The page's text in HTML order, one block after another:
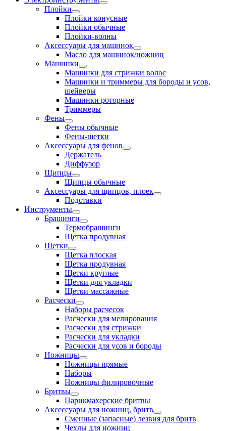
Плойки
Плойки конусные
Плойки обычные
Плойки-волны
Аксессуары для машинок
Масло для машинок/ножниц
Машинки
Машинки для стрижки волос
Машинки и триммеры для бороды и усов,
шейверы
Машинки роторные
Триммеры
Фены
Фены обычные
Фены-щетки
Аксессуары для фенов
Держатель
Диффузор
Щипцы
Щипцы обычные
Аксессуары для щипцов, плоек
Подставки
Инструменты
Брашинги
Термобрашинги
Щетка продувная
Щетки
Щетка плоская
Щетка продувная
Щетки круглые
Щетки для укладки
Щетки массажные
Расчески
Наборы расчесок
Расчески для мелирования
Расчески для стрижки
Расчески для укладки
Расчески для усов и бороды
Ножницы
Ножницы прямые
Наборы
Ножницы филировочные
Бритвы
Парикмахерские бритвы
Аксессуары для ножниц, бритв
Сменные (запасные) лезвия для бритв
Чехлы для ножниц